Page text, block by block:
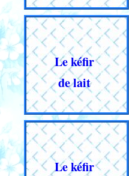
Le kéfir
de lait
Le kéfir